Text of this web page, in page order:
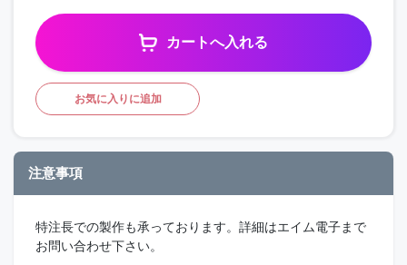
カートへ入れる
お気に入りに追加
注意事項
特注長での製作も承っております。詳細はエイム電子まで
お問い合わせ下さい。